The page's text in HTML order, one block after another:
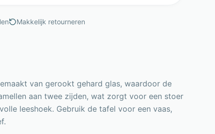
Makkelijk retourneren
van gerookt gehard glas, waardoor de
aan twee zijden, wat zorgt voor een stoer
leeshoek. Gebruik de tafel voor een vaas,